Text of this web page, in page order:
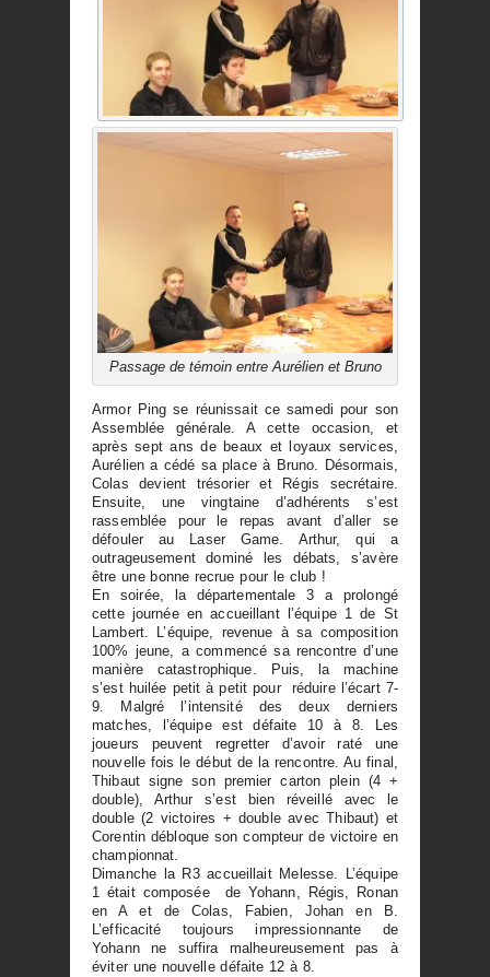
Passage de témoin entre Aurélien et Bruno
Armor Ping se réunissait ce samedi pour son
Assemblée générale. A cette occasion, et
après sept ans de beaux et loyaux services,
Aurélien a cédé sa place à Bruno. Désormais,
Colas devient trésorier et Régis secrétaire.
Ensuite, une vingtaine d’adhérents s’est
rassemblée pour le repas avant d’aller se
défouler au Laser Game. Arthur, qui a
outrageusement dominé les débats, s’avère
être une bonne recrue pour le club !
En soirée, la départementale 3 a prolongé
cette journée en accueillant l’équipe 1 de St
Lambert. L’équipe, revenue à sa composition
100% jeune, a commencé sa rencontre d’une
manière catastrophique. Puis, la machine
s’est huilée petit à petit pour réduire l’écart 7-
9. Malgré l’intensité des deux derniers
matches, l’équipe est défaite 10 à 8. Les
joueurs peuvent regretter d’avoir raté une
nouvelle fois le début de la rencontre. Au final,
Thibaut signe son premier carton plein (4 +
double), Arthur s’est bien réveillé avec le
double (2 victoires + double avec Thibaut) et
Corentin débloque son compteur de victoire en
championnat.
Dimanche la R3 accueillait Melesse. L’équipe
1 était composée de Yohann, Régis, Ronan
en A et de Colas, Fabien, Johan en B.
L’efficacité toujours impressionnante de
Yohann ne suffira malheureusement pas à
éviter une nouvelle défaite 12 à 8.